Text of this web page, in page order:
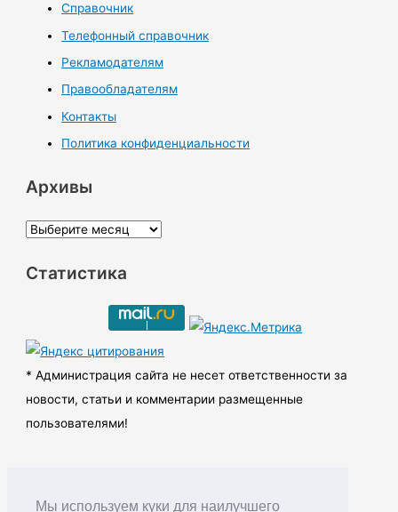
Мы используем куки для наилучшего
Справочник
Телефонный справочник
Рекламодателям
Правообладателям
Контакты
Политика конфиденциальности
Архивы
А
х
ы
Статистика
* Администрация сайта не несет ответственности за
новости, статьи и комментарии размещенные
пользователями!